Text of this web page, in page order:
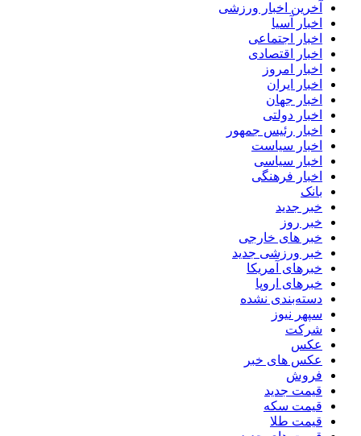
آخرین اخبار ورزشی
اخبار آسیا
اخبار اجتماعی
اخبار اقتصادی
اخبار امروز
اخبار ایران
اخبار جهان
اخبار دولتی
اخبار رئیس جمهور
اخبار سیاست
اخبار سیاسی
اخبار فرهنگی
بانک
خبر جدید
خبر روز
خبر های خارجی
خبر ورزشی جدید
خبرهای آمریکا
خبرهای اروپا
دسته‌بندی نشده
سپهر نیوز
شرکت
عکس
عکس های خبر
فروش
قیمت جدید
قیمت سکه
قیمت طلا